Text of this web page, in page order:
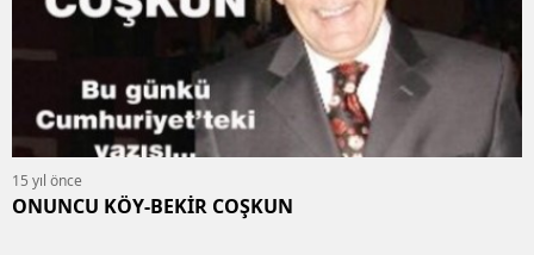
15 yıl önce
ONUNCU KÖY-BEKİR COŞKUN